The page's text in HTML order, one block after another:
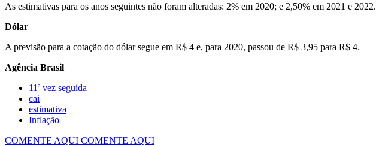
As estimativas para os anos seguintes não foram alteradas: 2% em 2020; e 2,50% em 2021 e 2022.
Dólar
A previsão para a cotação do dólar segue em R$ 4 e, para 2020, passou de R$ 3,95 para R$ 4.
Agência Brasil
11ª vez seguida
cai
estimativa
Inflação
COMENTE AQUI COMENTE AQUI